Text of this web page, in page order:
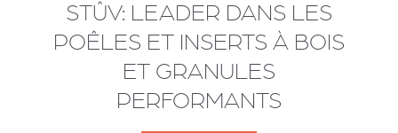
STÛV: LEADER DANS LES
POÊLES ET INSERTS À BOIS
ET GRANULES
PERFORMANTS